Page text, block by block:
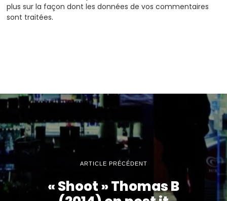
plus sur la façon dont les données de vos commentaires
sont traitées.
ARTICLE PRÉCÉDENT
« Shoot » Thomas B